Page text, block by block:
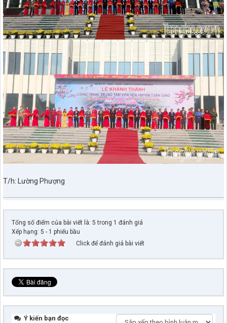
T/h: Lường Phượng
Tổng số điểm của bài viết là: 5 trong 1 đánh giá
Xếp hạng: 5 - 1 phiếu bầu
Click để đánh giá bài viết
Ý kiến bạn đọc